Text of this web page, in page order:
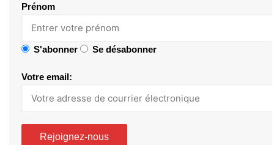
Prénom
S'abonner Se désabonner
Votre email: